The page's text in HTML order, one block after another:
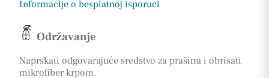
Informacije o besplatnoj isporuci
Održavanje
Naprskati odgovarajuće sredstvo za prašinu i obrisati
mikrofiber krpom.